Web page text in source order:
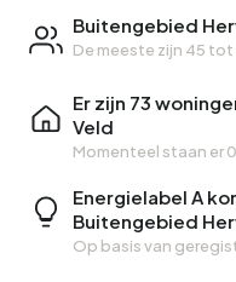
Buitengebied
De meeste zijn 45 tot
Er zijn 73
Veld
Momenteel staan er
Energielabel A
Buitengebied
Op basis van